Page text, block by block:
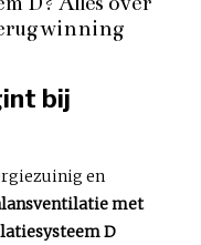
bij
en
met
D